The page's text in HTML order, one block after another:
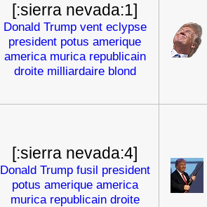
[:sierra nevada:1]
Donald Trump vent eclypse
president potus amerique
america murica republicain
droite milliardaire blond
[:sierra nevada:4]
Donald Trump fusil president
potus amerique america
murica republicain droite